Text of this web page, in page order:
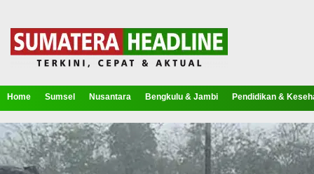
Home Sumsel Nusantara Bengkulu & Jambi Pendidikan &